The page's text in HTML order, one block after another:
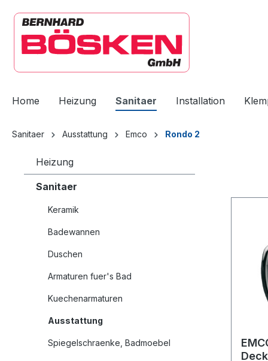
Zur Hauptnavigation springen
Home Heizung Sanitaer Installation
Sanitaer Ausstattung Emco Rondo 2
Heizung
Sanitaer
Keramik
Badewannen
Duschen
Armaturen fuer's Bad
Kuechenarmaturen
Ausstattung
Spiegelschraenke, Badmoebel